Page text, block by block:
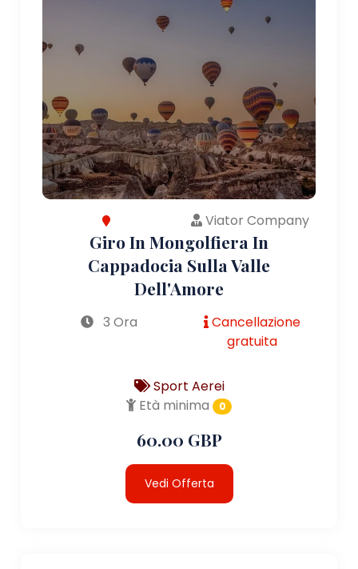
Viator Company
Giro In Mongolfiera In
Cappadocia Sulla Valle
Dell'Amore
3 Ora
Cancellazione
gratuita
Sport Aerei
Età minima
0
60.00 GBP
Vedi Offerta